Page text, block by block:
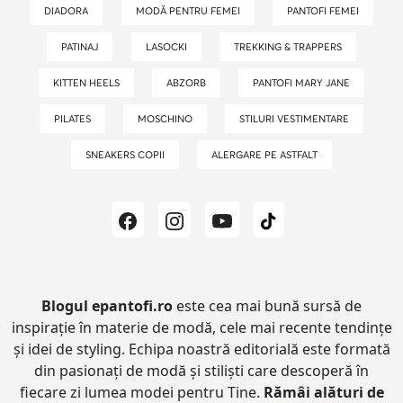
DIADORA MODĂ PENTRU FEMEI PANTOFI FEMEI
PATINAJ LASOCKI TREKKING & TRAPPERS
KITTEN HEELS ABZORB PANTOFI MARY JANE
PILATES MOSCHINO STILURI VESTIMENTARE
SNEAKERS COPII ALERGARE PE ASTFALT
Blogul epantofi.ro este cea mai bună sursă de
inspirație în materie de modă, cele mai recente tendințe
și idei de styling. Echipa noastră editorială este formată
din pasionați de modă și stiliști care descoperă în
fiecare zi lumea modei pentru Tine. Rămâi alături de